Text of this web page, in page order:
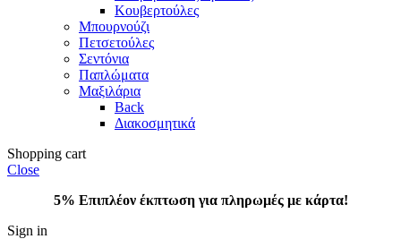
Κουβερτούλες
Μπουρνούζι
Πετσετούλες
Σεντόνια
Παπλώματα
Μαξιλάρια
Back
Διακοσμητικά
Shopping cart
Close
5% Επιπλέον έκπτωση για πληρωμές με κάρτα!
Sign in